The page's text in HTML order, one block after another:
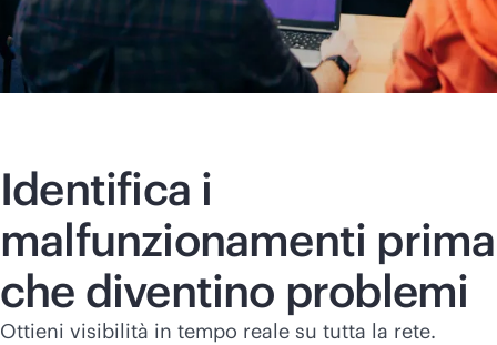
Identifica i
malfunzionamenti prima
che diventino problemi
Ottieni visibilità in tempo reale su tutta la rete.